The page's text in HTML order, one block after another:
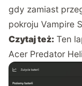
gdy zamiast
pokroju Vampire
Czytaj też: Ten
Acer Predator